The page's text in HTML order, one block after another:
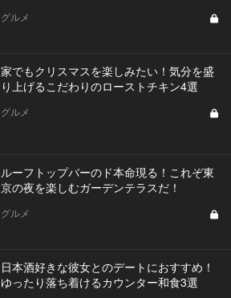
グルメ
家でもクリスマスを楽しみたい！気分を盛
り上げるこだわりのローストチキン4選
グルメ
ルーフトップバーのド本命現る！これぞ東
京の夜を楽しむガーデンテラスだ！
グルメ
日本酒好きな彼女とのデートにおすすめ！
ゆったり落ち着けるカウンター和食3選